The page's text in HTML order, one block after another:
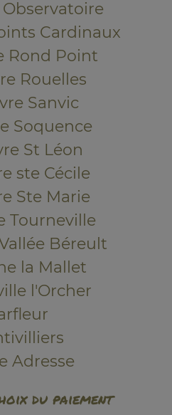
Observatoire
Cardinaux
Rond Point
Rouelles
Sanvic
Soquence
St Léon
ste Cécile
Ste Marie
Tourneville
Béreult
la Mallet
l'Orcher
Adresse
du paiement